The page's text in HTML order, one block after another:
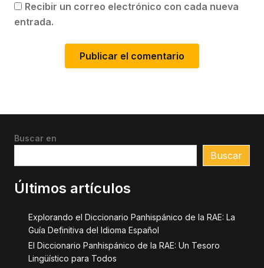
Recibir un correo electrónico con cada nueva
entrada.
Buscar en
Buscar
Últimos artículos
Explorando el Diccionario Panhispánico de la RAE: La
Guía Definitiva del Idioma Español
El Diccionario Panhispánico de la RAE: Un Tesoro
Lingüístico para Todos